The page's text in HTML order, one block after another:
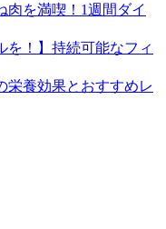
肉を満喫！1週間ダイ
を！】持続可能なフィ
栄養効果とおすすめレ